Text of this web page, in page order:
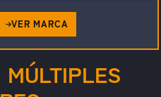
VER MARCA